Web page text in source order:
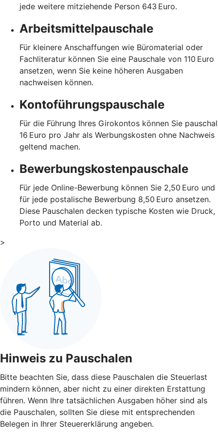
jede weitere mitziehende Person 643 Euro.
Arbeitsmittelpauschale
Für kleinere Anschaffungen wie Büromaterial oder
Fachliteratur können Sie eine Pauschale von 110 Euro
ansetzen, wenn Sie keine höheren Ausgaben
nachweisen können.
Kontoführungspauschale
Für die Führung Ihres Girokontos können Sie pauschal
16 Euro pro Jahr als Werbungskosten ohne Nachweis
geltend machen.
Bewerbungskostenpauschale
Für jede Online-Bewerbung können Sie 2,50 Euro und
für jede postalische Bewerbung 8,50 Euro ansetzen.
Diese Pauschalen decken typische Kosten wie Druck,
Porto und Material ab.
>
Hinweis zu Pauschalen
Bitte beachten Sie, dass diese Pauschalen die Steuerlast
mindern können, aber nicht zu einer direkten Erstattung
führen. Wenn Ihre tatsächlichen Ausgaben höher sind als
die Pauschalen, sollten Sie diese mit entsprechenden
Belegen in Ihrer Steuererklärung angeben.